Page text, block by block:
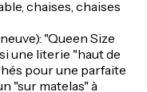
chaises, chaises
"Queen Size
une literie "haut de
pour une parfaite
"sur matelas" à